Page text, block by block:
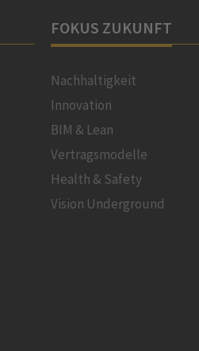
FOKUS ZUKUNFT
Nachhaltigkeit
Innovation
BIM & Lean
Vertragsmodelle
Health & Safety
Vision Underground